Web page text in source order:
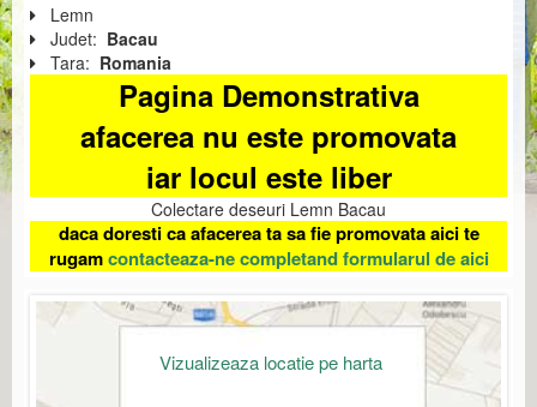
Lemn
Judet: Bacau
Tara: Romania
Pagina Demonstrativa
afacerea nu este promovata
iar locul este liber
Colectare deseuri Lemn Bacau
daca doresti ca afacerea ta sa fie promovata aici te
rugamcontacteaza-ne completand formularul de aici
Vizualizeaza locatie pe harta